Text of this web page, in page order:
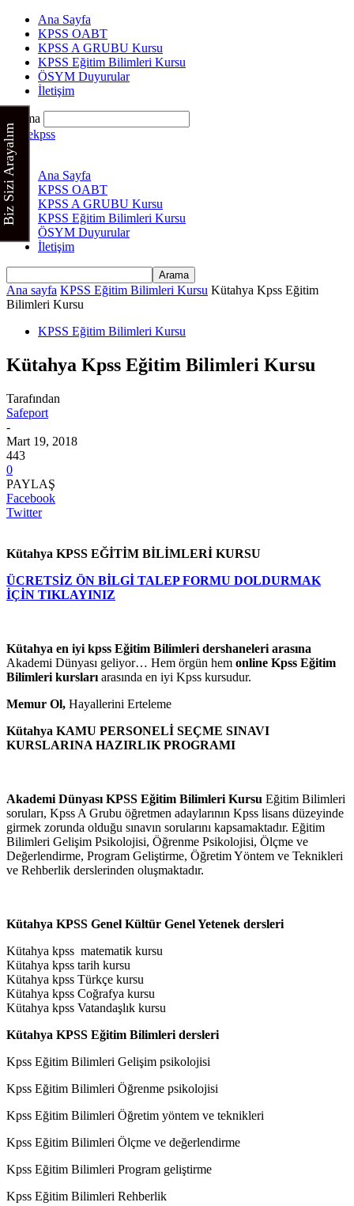
Ana Sayfa
KPSS OABT
KPSS A GRUBU Kursu
KPSS Eğitim Bilimleri Kursu
ÖSYM Duyurular
İletişim
Arama
Cinekpss
Ana Sayfa
KPSS OABT
KPSS A GRUBU Kursu
KPSS Eğitim Bilimleri Kursu
ÖSYM Duyurular
İletişim
Ana sayfa KPSS Eğitim Bilimleri Kursu Kütahya Kpss Eğitim
Bilimleri Kursu
KPSS Eğitim Bilimleri Kursu
Kütahya Kpss Eğitim Bilimleri Kursu
Tarafından
Safeport
-
Mart 19, 2018
443
0
PAYLAŞ
Facebook
Twitter
Kütahya KPSS EĞİTİM BİLİMLERİ KURSU
ÜCRETSİZ ÖN BİLGİ TALEP FORMU DOLDURMAK
İÇİN TIKLAYINIZ
Kütahya en iyi kpss Eğitim Bilimleri dershaneleri arasına
Akademi Dünyası geliyor… Hem örgün hem online Kpss Eğitim
Bilimleri kursları arasında en iyi Kpss kursudur.
Memur Ol, Hayallerini Erteleme
Kütahya KAMU PERSONELİ SEÇME SINAVI
KURSLARINA HAZIRLIK PROGRAMI
Akademi Dünyası KPSS Eğitim Bilimleri Kursu Eğitim Bilimleri
soruları, Kpss A Grubu öğretmen adaylarının Kpss lisans düzeyinde
girmek zorunda olduğu sınavın sorularını kapsamaktadır. Eğitim
Bilimleri Gelişim Psikolojisi, Öğrenme Psikolojisi, Ölçme ve
Değerlendirme, Program Geliştirme, Öğretim Yöntem ve Teknikleri
ve Rehberlik derslerinden oluşmaktadır.
Kütahya KPSS Genel Kültür Genel Yetenek dersleri
Kütahya kpss matematik kursu
Kütahya kpss tarih kursu
Kütahya kpss Türkçe kursu
Kütahya kpss Coğrafya kursu
Kütahya kpss Vatandaşlık kursu
Kütahya KPSS Eğitim Bilimleri dersleri
Kpss Eğitim Bilimleri Gelişim psikolojisi
Kpss Eğitim Bilimleri Öğrenme psikolojisi
Kpss Eğitim Bilimleri Öğretim yöntem ve teknikleri
Kpss Eğitim Bilimleri Ölçme ve değerlendirme
Kpss Eğitim Bilimleri Program geliştirme
Kpss Eğitim Bilimleri Rehberlik
Biz Sizi Arayalım